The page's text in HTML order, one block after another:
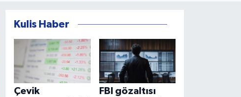
Kulis Haber
Çevik
FBI gözaltısı